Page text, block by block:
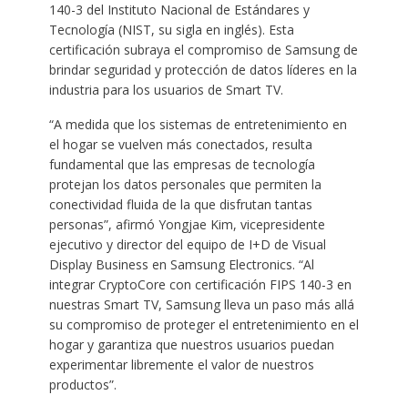
140-3 del Instituto Nacional de Estándares y
Tecnología (NIST, su sigla en inglés). Esta
certificación subraya el compromiso de Samsung de
brindar seguridad y protección de datos líderes en la
industria para los usuarios de Smart TV.
“A medida que los sistemas de entretenimiento en
el hogar se vuelven más conectados, resulta
fundamental que las empresas de tecnología
protejan los datos personales que permiten la
conectividad fluida de la que disfrutan tantas
personas”, afirmó Yongjae Kim, vicepresidente
ejecutivo y director del equipo de I+D de Visual
Display Business en Samsung Electronics. “Al
integrar CryptoCore con certificación FIPS 140-3 en
nuestras Smart TV, Samsung lleva un paso más allá
su compromiso de proteger el entretenimiento en el
hogar y garantiza que nuestros usuarios puedan
experimentar libremente el valor de nuestros
productos”.